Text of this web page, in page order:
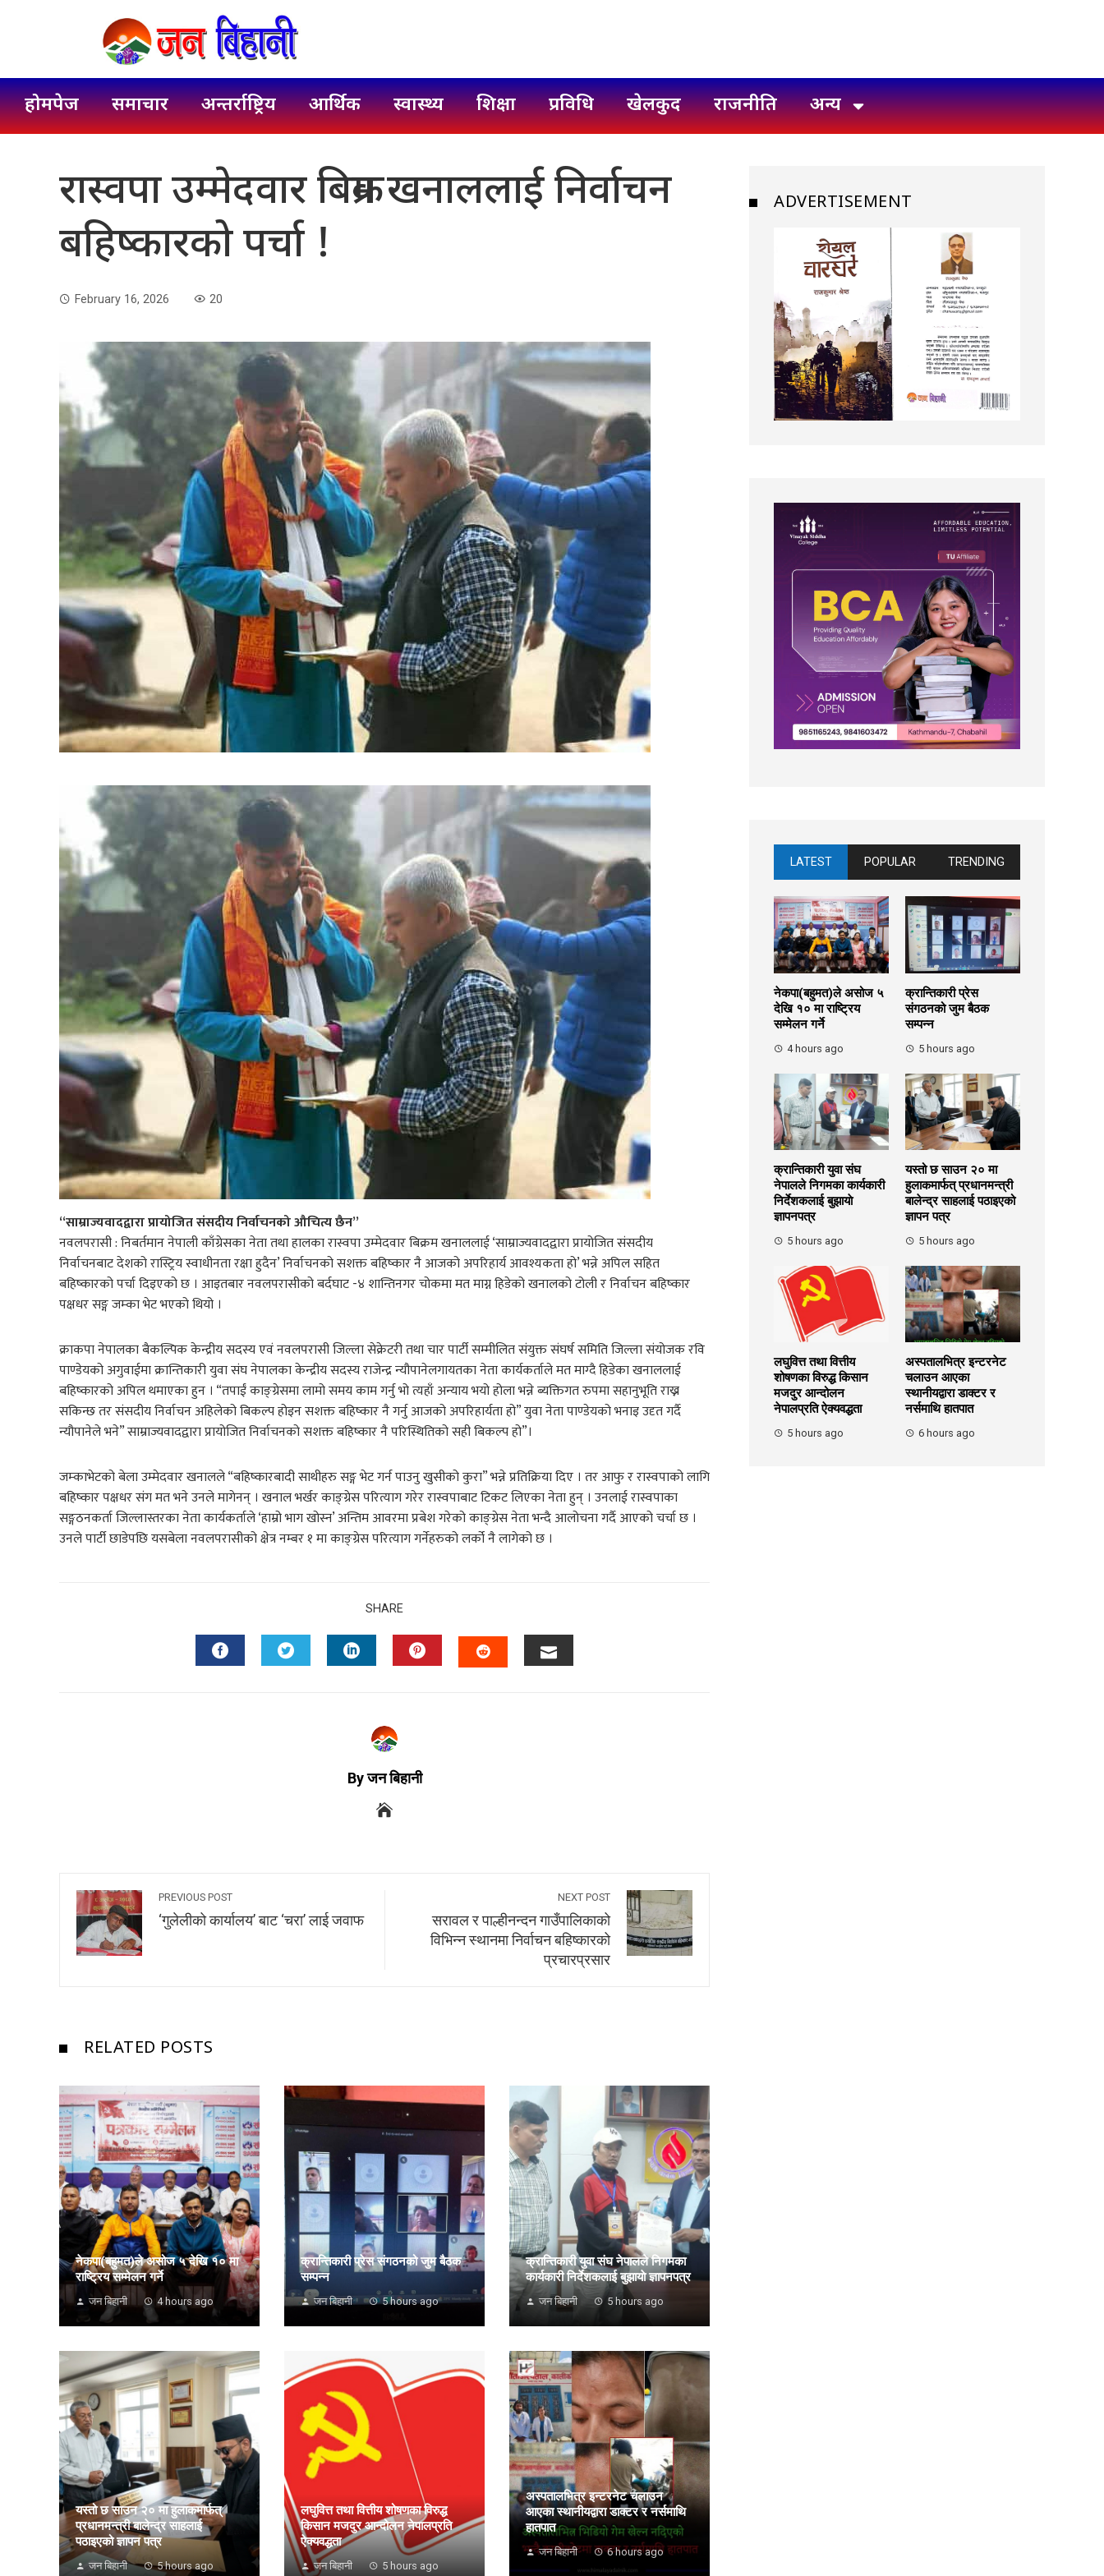
होमपेज समाचार अन्तर्राष्ट्रिय आर्थिक स्वास्थ्य शिक्षा प्रविधि खेलकुद राजनीति अन्य
रास्वपा उम्मेदवार बिक्रम खनाललाई निर्वाचन
बहिष्कारको पर्चा !
February 16, 2026 20
“साम्राज्यवादद्वारा प्रायोजित संसदीय निर्वाचनको औचित्य छैन”
नवलपरासी : निबर्तमान नेपाली काँग्रेसका नेता तथा हालका रास्वपा उम्मेदवार बिक्रम खनाललाई ‘साम्राज्यवादद्वारा प्रायोजित संसदीय
निर्वाचनबाट देशको रास्ट्रिय स्वाधीनता रक्षा हुदैन’ निर्वाचनको सशक्त बहिष्कार नै आजको अपरिहार्य आवश्यकता हो’ भन्ने अपिल सहित
बहिष्कारको पर्चा दिइएको छ । आइतबार नवलपरासीको बर्दघाट -४ शान्तिनगर चोकमा मत माग्न हिडेको खनालको टोली र निर्वाचन बहिष्कार
पक्षधर सङ्ग जम्का भेट भएको थियो ।
क्राकपा नेपालका बैकल्पिक केन्द्रीय सदस्य एवं नवलपरासी जिल्ला सेक्रेटरी तथा चार पार्टी सम्मीलित संयुक्त संघर्ष समिति जिल्ला संयोजक रवि
पाण्डेयको अगुवाईमा क्रान्तिकारी युवा संघ नेपालका केन्द्रीय सदस्य राजेन्द्र न्यौपानेलगायतका नेता कार्यकर्ताले मत माग्दै हिडेका खनाललाई
बहिष्कारको अपिल थमाएका हुन । “तपाईं काङ्ग्रेसमा लामो समय काम गर्नु भो त्यहाँ अन्याय भयो होला भन्ने ब्यक्तिगत रुपमा सहानुभूति राख्न
सकिन्छ तर संसदीय निर्वाचन अहिलेको बिकल्प होइन सशक्त बहिष्कार नै गर्नु आजको अपरिहार्यता हो” युवा नेता पाण्डेयको भनाइ उदृत गर्दै
न्यौपानेले भने” साम्राज्यवादद्वारा प्रायोजित निर्वाचनको सशक्त बहिष्कार नै परिस्थितिको सही बिकल्प हो”।
जम्काभेटको बेला उम्मेदवार खनालले “बहिष्कारबादी साथीहरु सङ्ग भेट गर्न पाउनु खुसीको कुरा” भन्ने प्रतिक्रिया दिए । तर आफु र रास्वपाको लागि
बहिष्कार पक्षधर संग मत भने उनले मागेनन् । खनाल भर्खर काङ्ग्रेस परित्याग गरेर रास्वपाबाट टिकट लिएका नेता हुन् । उनलाई रास्वपाका
सङ्गठनकर्ता जिल्लास्तरका नेता कार्यकर्ताले ‘हाम्रो भाग खोस्न’ अन्तिम आवरमा प्रबेश गरेको काङ्ग्रेस नेता भन्दै आलोचना गर्दै आएको चर्चा छ ।
उनले पार्टी छाडेपछि यसबेला नवलपरासीको क्षेत्र नम्बर १ मा काङ्ग्रेस परित्याग गर्नेहरुको लर्को नै लागेको छ ।
SHARE
By जन बिहानी
PREVIOUS POST
‘गुलेलीको कार्यालय’ बाट ‘चरा’ लाई जवाफ
NEXT POST
सरावल र पाल्हीनन्दन गाउँपालिकाको
विभिन्न स्थानमा निर्वाचन बहिष्कारको
प्रचारप्रसार
RELATED POSTS
नेकपा(बहुमत)ले असोज ५ देखि १० मा
राष्ट्रिय सम्मेलन गर्ने
जन बिहानी 4 hours ago
क्रान्तिकारी प्रेस संगठनको जुम बैठक
सम्पन्न
जन बिहानी 5 hours ago
क्रान्तिकारी युवा संघ नेपालले निगमका
कार्यकारी निर्देशकलाई बुझायाे ज्ञापनपत्र
जन बिहानी 5 hours ago
यस्तो छ साउन २० मा हुलाकमार्फत्
प्रधानमन्त्री बालेन्द्र साहलाई
पठाइएको ज्ञापन पत्र
जन बिहानी 5 hours ago
लघुवित्त तथा वित्तीय शोषणका विरुद्ध
किसान मजदुर आन्दोलन नेपालप्रति
ऐक्यवद्धता
जन बिहानी 5 hours ago
अस्पतालभित्र इन्टरनेट चलाउन
आएका स्थानीयद्वारा डाक्टर र नर्समाथि
हातपात
जन बिहानी 6 hours ago
ADVERTISEMENT
LATEST POPULAR TRENDING
नेकपा(बहुमत)ले असोज ५
देखि १० मा राष्ट्रिय
सम्मेलन गर्ने
4 hours ago
क्रान्तिकारी प्रेस
संगठनको जुम बैठक
सम्पन्न
5 hours ago
क्रान्तिकारी युवा संघ
नेपालले निगमका कार्यकारी
निर्देशकलाई बुझायाे
ज्ञापनपत्र
5 hours ago
यस्तो छ साउन २० मा
हुलाकमार्फत् प्रधानमन्त्री
बालेन्द्र साहलाई पठाइएको
ज्ञापन पत्र
5 hours ago
लघुवित्त तथा वित्तीय
शोषणका विरुद्ध किसान
मजदुर आन्दोलन
नेपालप्रति ऐक्यवद्धता
5 hours ago
अस्पतालभित्र इन्टरनेट
चलाउन आएका
स्थानीयद्वारा डाक्टर र
नर्समाथि हातपात
6 hours ago